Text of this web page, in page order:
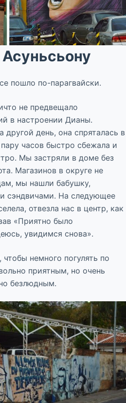
пошло по-парагвайски.
не предвещало
в настроении Дианы.
другой день, она спряталась в
часов быстро сбежала и
Мы застряли в доме без
Магазинов в округе не
мы нашли бабушку,
сэндвичами. На следующее
отвезла нас в центр, как
«Приятно было
увидимся снова».
немного погулять по
приятным, но очень
безлюдным.